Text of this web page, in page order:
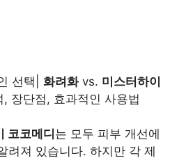
선택| 화려화vs. 미스터하이
, 장단점, 효과적인 사용법
코코메디 는 모두 피부 개선에
려져 있습니다. 하지만 각 제